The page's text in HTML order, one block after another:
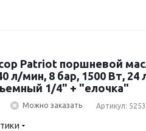
Patriot поршневой
л/мин, 8 бар, 1500 Вт, 24
1/4" + "елочка"
Можно заказать Артикул: